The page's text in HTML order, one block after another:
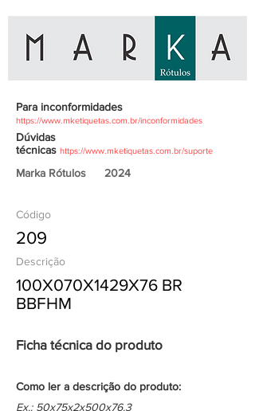
Para inconformidades
https://www.mketiquetas.com.br/inconformidades
Dúvidas
técnicas https://www.mketiquetas.com.br/suporte
Marka Rótulos 2024
Código
209
Descrição
100X070X1429X76 BR
BBFHM
Ficha técnica do produto
Como ler a descrição do produto:
Ex.: 50x75x2x500x76.3